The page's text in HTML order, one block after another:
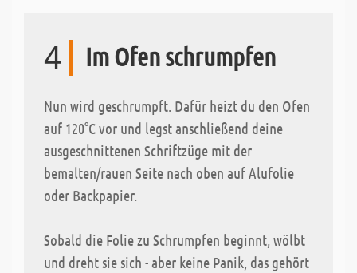
4 Im Ofen schrumpfen
Nun wird geschrumpft. Dafür heizt du den Ofen
auf 120°C vor und legst anschließend deine
ausgeschnittenen Schriftzüge mit der
bemalten/rauen Seite nach oben auf Alufolie
oder Backpapier.
Sobald die Folie zu Schrumpfen beginnt, wölbt
und dreht sie sich - aber keine Panik, das gehört